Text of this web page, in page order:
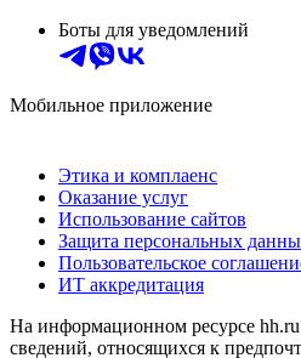
Боты для уведомлений
Мобильное приложение
Этика и комплаенс
Оказание услуг
Использование сайтов
Защита персональных
Пользовательское
ИТ аккредитация
На информационном ресурсе hh.ru
сведений, относящихся к